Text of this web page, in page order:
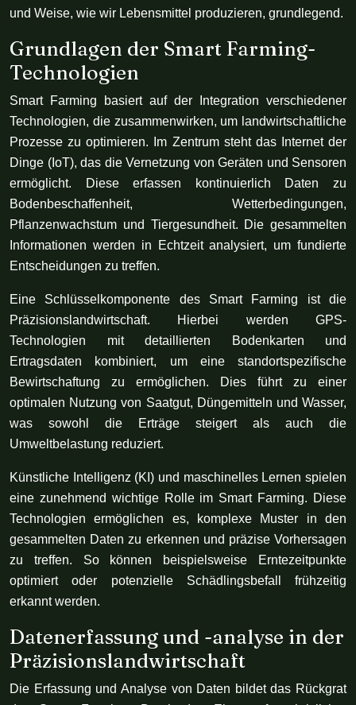
und Weise, wie wir Lebensmittel produzieren, grundlegend.
Grundlagen der Smart Farming-
Technologien
Smart Farming basiert auf der Integration verschiedener
Technologien, die zusammenwirken, um landwirtschaftliche
Prozesse zu optimieren. Im Zentrum steht das Internet der
Dinge (IoT), das die Vernetzung von Geräten und Sensoren
ermöglicht. Diese erfassen kontinuierlich Daten zu
Bodenbeschaffenheit, Wetterbedingungen,
Pflanzenwachstum und Tiergesundheit. Die gesammelten
Informationen werden in Echtzeit analysiert, um fundierte
Entscheidungen zu treffen.
Eine Schlüsselkomponente des Smart Farming ist die
Präzisionslandwirtschaft. Hierbei werden GPS-
Technologien mit detaillierten Bodenkarten und
Ertragsdaten kombiniert, um eine standortspezifische
Bewirtschaftung zu ermöglichen. Dies führt zu einer
optimalen Nutzung von Saatgut, Düngemitteln und Wasser,
was sowohl die Erträge steigert als auch die
Umweltbelastung reduziert.
Künstliche Intelligenz (KI) und maschinelles Lernen spielen
eine zunehmend wichtige Rolle im Smart Farming. Diese
Technologien ermöglichen es, komplexe Muster in den
gesammelten Daten zu erkennen und präzise Vorhersagen
zu treffen. So können beispielsweise Erntezeitpunkte
optimiert oder potenzielle Schädlingsbefall frühzeitig
erkannt werden.
Datenerfassung und -analyse in der
Präzisionslandwirtschaft
Die Erfassung und Analyse von Daten bildet das Rückgrat